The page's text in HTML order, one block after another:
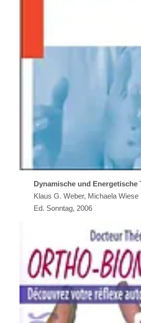
Dynamische und Energetische
Klaus G. Weber, Michaela Wiese
Ed. Sonntag, 2006